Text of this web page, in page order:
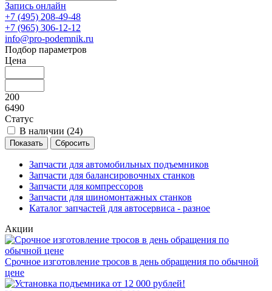
Запись онлайн
+7 (495) 208-49-48
+7 (965) 306-12-12
info@pro-podemnik.ru
Подбор параметров
Цена
200
6490
Статус
В наличии (24)
Запчасти для автомобильных подъемников
Запчасти для балансировочных станков
Запчасти для компрессоров
Запчасти для шиномонтажных станков
Каталог запчастей для автосервиса - разное
Акции
Срочное изготовление тросов в день обращения по обычной
цене